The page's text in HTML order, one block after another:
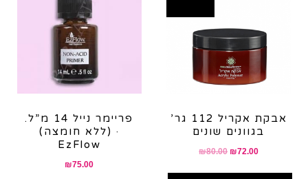
פריימר נייל 14 מ”ל.
(ללא חומצה) ·
EzFlow
₪75.00
אבקת אקריל 112 גר’
בגוונים שונים
₪80.00 Original
₪72.00Current